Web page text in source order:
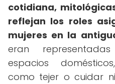
cotidiana,
reflejan los roles
mujeres en la
eran
espacios
como tejer o cuidar